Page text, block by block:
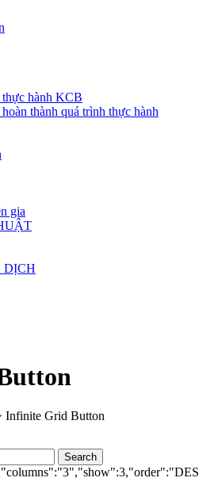
hành KCB
thành quá trình thực hành
gia
DỊCH
Infinite Grid Button
Search